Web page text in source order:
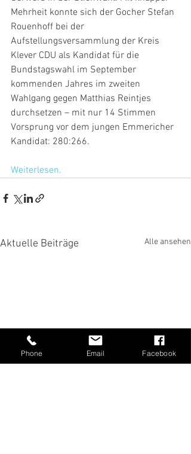
Mehrheit konnte sich der Gocher Stefan
Rouenhoff bei der
Aufstellungsversammlung der Kreis
Klever CDU als Kandidat für die
Bundstagswahl im September
kommenden Jahres im zweiten
Wahlgang gegen Matthias Reintjes
durchsetzen – mit nur 14 Stimmen
Vorsprung vor dem jungen Emmericher
Kandidat: 280:266.
Weiterlesen.
Aktuelle Beiträge Alle ansehen
Phone Email Facebook